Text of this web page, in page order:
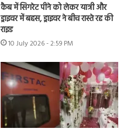
कैब में सिगरेट पीने को लेकर यात्री और
ड्राइवर में बहस, ड्राइवर ने बीच रास्ते रद्द की
राइड
10 July 2026 - 2:59 PM